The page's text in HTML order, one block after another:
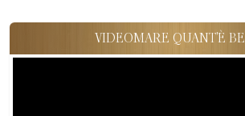
VIDEOMARE QUANT'È